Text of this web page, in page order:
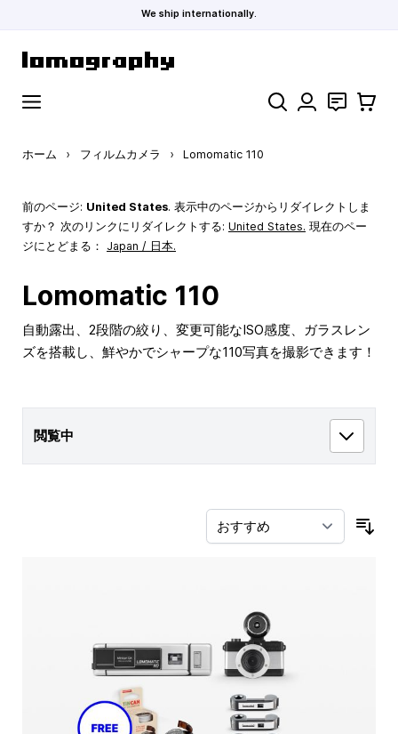
We ship internationally.
検索 お問い合わ
カート
ホーム › フィルムカメラ › Lomomatic 110
前のページ: United States. 表示中のページからリダイレクトしま
すか？ 次のリンクにリダイレクトする: United States. 現在のペー
ジにとどまる： Japan / 日本.
Lomomatic 110
自動露出、2段階の絞り、変更可能なISO感度、ガラスレン
ズを搭載し、鮮やかでシャープな110写真を撮影できます！
閲覧中